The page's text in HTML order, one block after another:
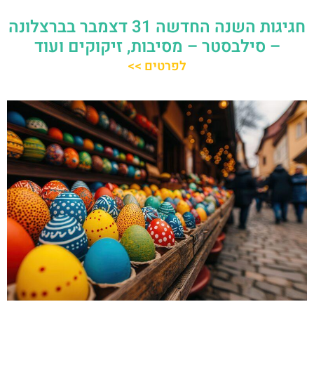
חגיגות השנה החדשה 31 דצמבר בברצלונה
– סילבסטר – מסיבות, זיקוקים ועוד
לפרטים >>